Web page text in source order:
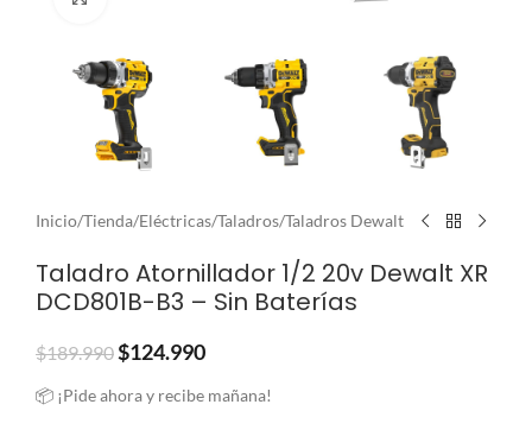
Inicio/Tienda/Eléctricas/Taladros/Taladros Dewalt
Taladro Atornillador 1/2 20v Dewalt XR
DCD801B-B3 – Sin Baterías
$189.990$124.990
📦 ¡Pide ahora y recibe mañana!